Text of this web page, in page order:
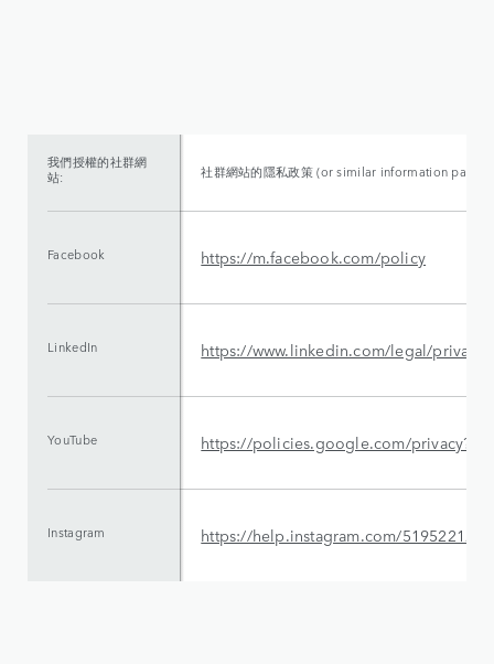
社群網站的隱私政策 (or similar information page)
https://m.facebook.com/policy
https://www.linkedin.com/legal/
https://policies.google.com/privacy?
https://help.instagram.com/
我們授權的社群網
站:
Facebook
LinkedIn
YouTube
Instagram